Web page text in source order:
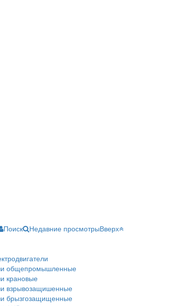
Поиск Недавние просмотрыВверх
общепромышленные
крановые
взрывозащишенные
брызгозащищенные